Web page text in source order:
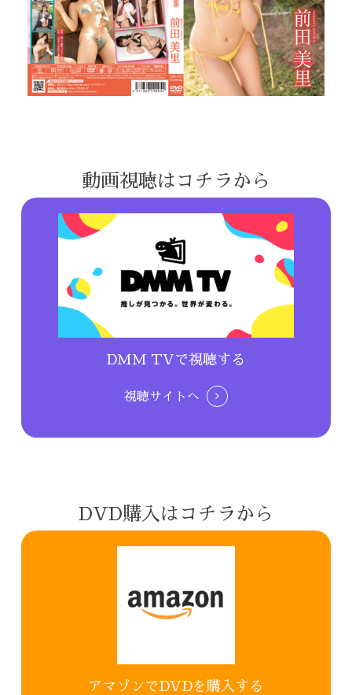
動画視聴はコチラから
DMM TVで視聴する
視聴サイトへ
DVD購入はコチラから
アマゾンでDVDを購入する